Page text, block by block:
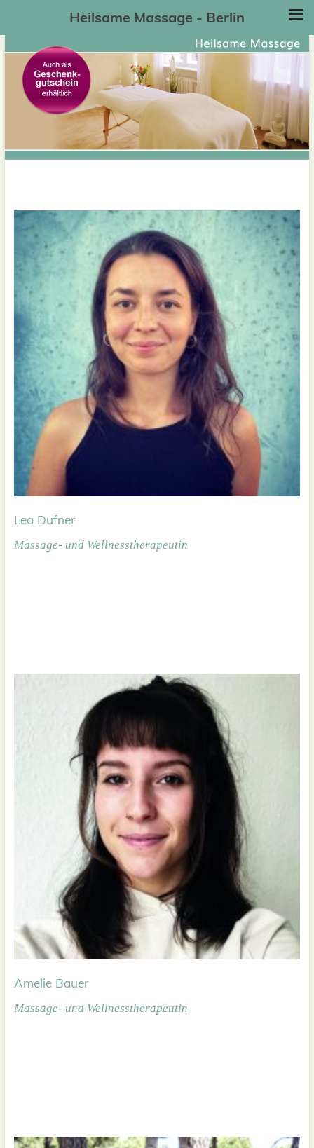
Inhalt
springen
Lea Dufner
Massage- und Wellnesstherapeutin
Amelie Bauer
Massage- und Wellnesstherapeutin
Heilsame Massage - Berlin